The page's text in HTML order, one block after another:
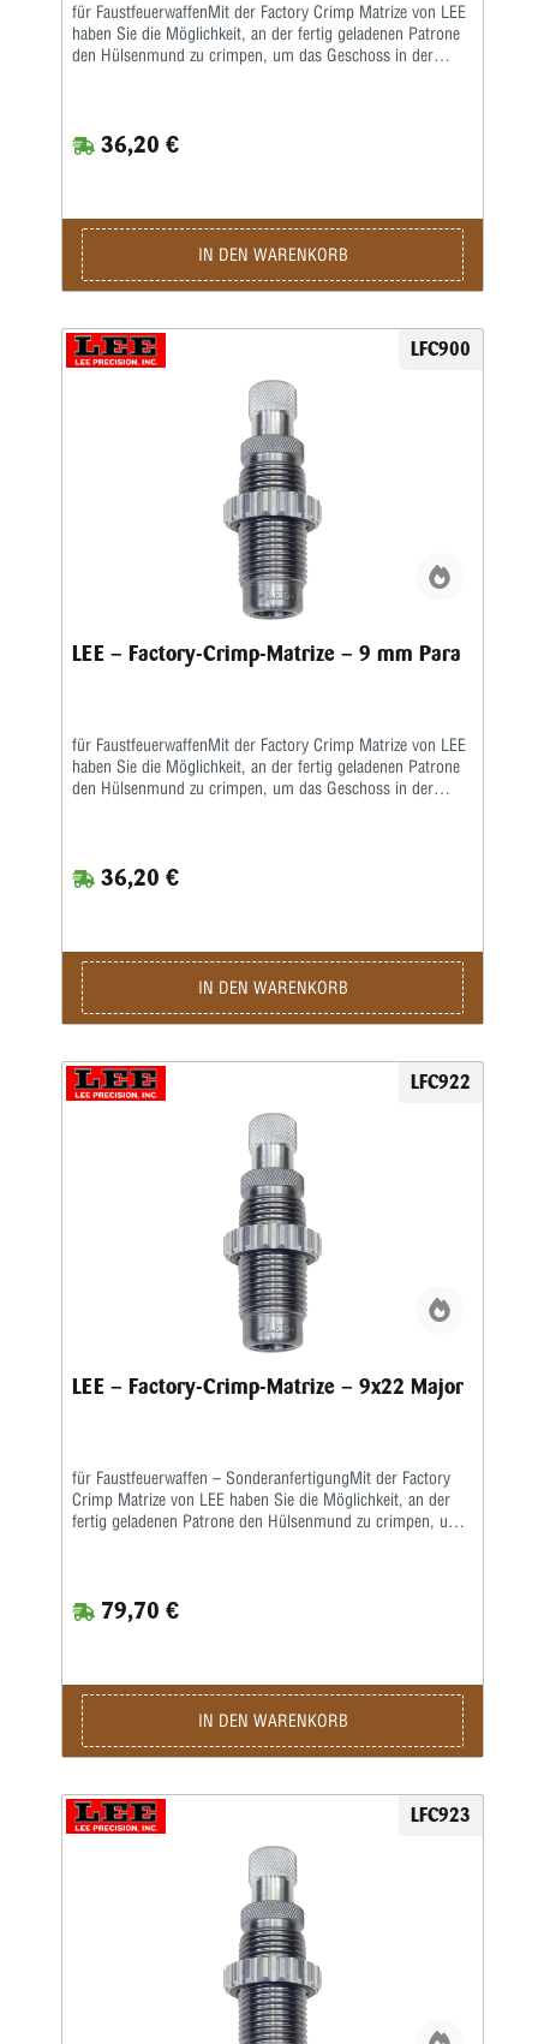
für FaustfeuerwaffenMit der Factory Crimp Matrize von LEE
haben Sie die Möglichkeit, an der fertig geladenen Patrone
den Hülsenmund zu crimpen, um das Geschoss in der
Geschoss, bzw. in die Crimprille gepresst.Der Pressdruck
kann durch Verstellen des Matrizenkörpers fein justiert
sichern.Der Crimp entspricht dem einer Fabrikpatrone.Bei
zylindrischen Faustfeuerwaffenhülsen wird der Hülsenmund
entweder über einen Tapercrimp für Pistolenpatronen oder
einen Rollcrimp bei Revolverpatronen gecrimpt.Ein
zusätzlicher Hartmetall-Kalibrierring glättet anschließend
aufgeworfenes Material.Der Geschosssitz ist deutlich fester,
als bei anderen Crimpmatrizen.Selbst bei stärksten
Magnum-Revolverladungen werden die Geschosse sicher in
36,20 €
IN DEN WARENKORB
LFC900
LEE – Factory-Crimp-Matrize – 9 mm Para
für FaustfeuerwaffenMit der Factory Crimp Matrize von LEE
haben Sie die Möglichkeit, an der fertig geladenen Patrone
den Hülsenmund zu crimpen, um das Geschoss in der
Geschoss, bzw. in die Crimprille gepresst.Der Pressdruck
kann durch Verstellen des Matrizenkörpers fein justiert
sichern.Der Crimp entspricht dem einer Fabrikpatrone.Bei
zylindrischen Faustfeuerwaffenhülsen wird der Hülsenmund
entweder über einen Tapercrimp für Pistolenpatronen oder
einen Rollcrimp bei Revolverpatronen gecrimpt.Ein
zusätzlicher Hartmetall-Kalibrierring glättet anschließend
aufgeworfenes Material.Der Geschosssitz ist deutlich fester,
als bei anderen Crimpmatrizen.Selbst bei stärksten
Magnum-Revolverladungen werden die Geschosse sicher in
36,20 €
IN DEN WARENKORB
LFC922
LEE – Factory-Crimp-Matrize – 9x22 Major
für Faustfeuerwaffen – SonderanfertigungMit der Factory
Crimp Matrize von LEE haben Sie die Möglichkeit, an der
fertig geladenen Patrone den Hülsenmund zu crimpen, um
Hülsenmundes in das Geschoss, bzw. in die Crimprille
gepresst.Der Pressdruck kann durch Verstellen des
gleichmäßigen Ausziehwiderstand zu sichern.Der Crimp
entspricht dem einer Fabrikpatrone.Bei zylindrischen
Faustfeuerwaffenhülsen wird der Hülsenmund entweder
über einen Tapercrimp für Pistolenpatronen oder einen
Einsatz sorgt für den festen Geschosssitz, ein zusätzlicher
Hartmetall-Kalibrierring glättet anschließend aufgeworfenes
Material.Der Geschosssitz ist deutlich fester, als bei anderen
Crimpmatrizen.Selbst bei stärksten Magnum-
Revolverladungen werden die Geschosse sicher in der Hülse
79,70 €
IN DEN WARENKORB
LFC923